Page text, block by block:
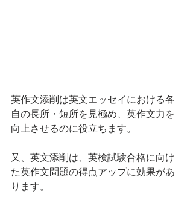
英作文添削は英文エッセイにおける各
自の長所・短所を見極め、英作文力を
向上させるのに役立ちます。
又、英文添削は、英検試験合格に向け
た英作文問題の得点アップに効果があ
ります。